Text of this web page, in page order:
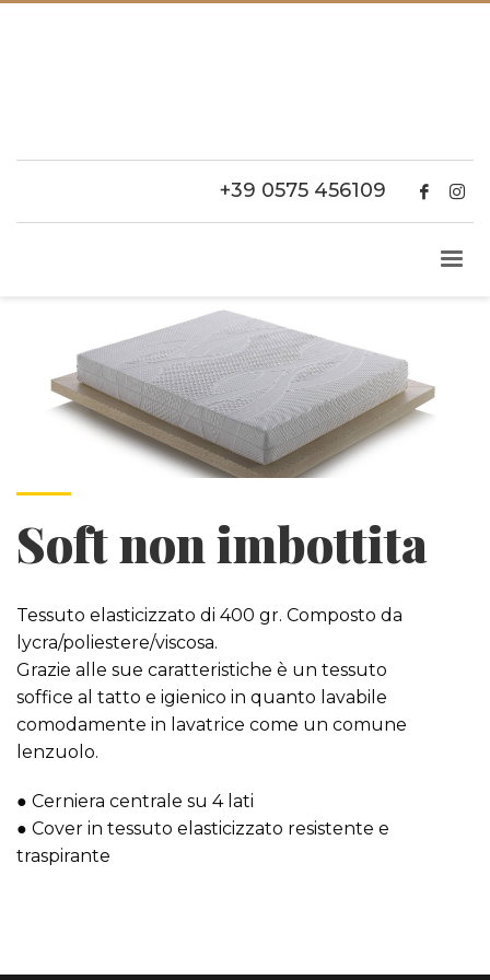
+39 0575 456109
Soft non imbottita
Tessuto elasticizzato di 400 gr. Composto da
lycra/poliestere/viscosa.
Grazie alle sue caratteristiche è un tessuto
soffice al tatto e igienico in quanto lavabile
comodamente in lavatrice come un comune
lenzuolo.
● Cerniera centrale su 4 lati
● Cover in tessuto elasticizzato resistente e
traspirante